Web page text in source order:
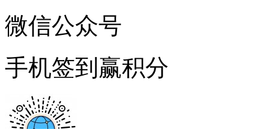
微信公众号
手机签到赢积分